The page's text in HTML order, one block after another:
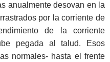
anualmente desovan en la
por la corriente de
de la corriente
pegada al talud. Esos
normales- hasta el frente